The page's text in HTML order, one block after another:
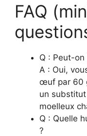
FAQ
Q : Peut-
A : Oui,
œuf par 60
un
moelleux
Q : Quelle
?